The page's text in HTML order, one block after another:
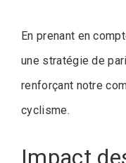
En prenant en
une stratégie de
renforçant notre
cyclisme.
Impact